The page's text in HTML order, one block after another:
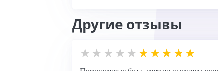
Другие отзывы